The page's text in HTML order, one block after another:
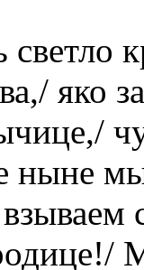
светло
яко
ныне